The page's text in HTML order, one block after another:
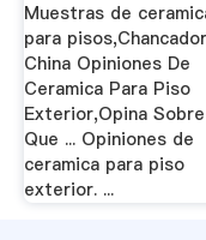
Muestras de
para
China Opiniones De
Ceramica Para Piso
Exterior,Opina
Que ... Opiniones de
ceramica para piso
exterior. ...